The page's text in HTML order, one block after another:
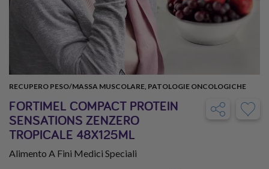
RECUPERO PESO/MASSA MUSCOLARE, PATOLOGIE ONCOLOGICHE
FORTIMEL COMPACT PROTEIN
SENSATIONS ZENZERO
TROPICALE 48X125ML
Alimento A Fini Medici Speciali